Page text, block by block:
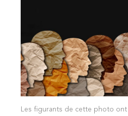
Les figurants de cette photo